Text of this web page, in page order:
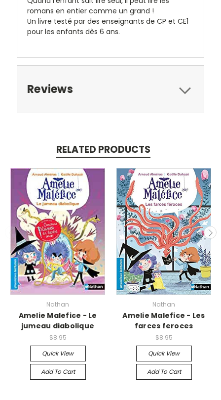
romans en entier comme un grand !
Un livre testé par des enseignants de CP et CE1
pour les enfants dès 6 ans.
Reviews
RELATED PRODUCTS
Nathan
Amelie Malefice - Le
jumeau diabolique
$8.95
Quick View
Add To Cart
Nathan
Amelie Malefice - Les
farces feroces
$8.95
Quick View
Add To Cart